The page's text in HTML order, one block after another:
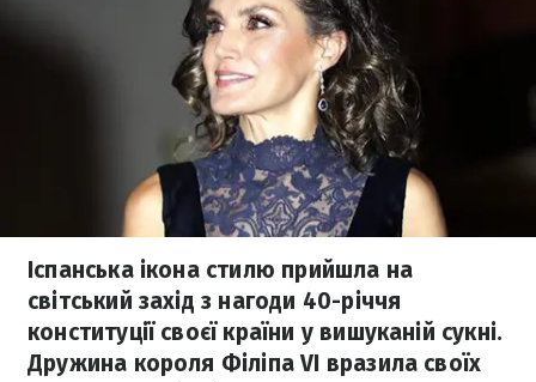
Іспанська ікона стилю прийшла на
світський захід з нагоди 40-річчя
конституції своєї країни у вишуканій сукні.
Дружина короля Філіпа VI вразила своїх